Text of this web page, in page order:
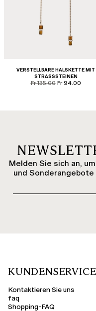
VERSTELLBARE HALSKETTE MIT
STRASSSTEINEN
product.price.original
Fr 135.00 Fr 94.00
Melden Sie sich an,
und
KUNDENSERVICE
Kontaktieren Sie uns
faq
Shopping-FAQ